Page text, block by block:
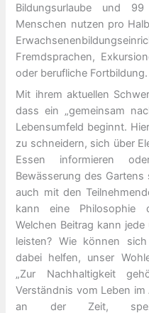
Bildungsurlaube und
Menschen nutzen pro
Fremdsprachen,
oder berufliche Fortbildung.
Mit ihrem aktuellen
dass ein „gemeinsam
Lebensumfeld beginnt.
zu schneidern, sich über
Essen informieren
Bewässerung des
auch mit den
kann eine Philosophie
Welchen Beitrag kann
leisten? Wie können
dabei helfen, unser
„Zur Nachhaltigkeit
Verständnis vom Leben im
an der Zeit,